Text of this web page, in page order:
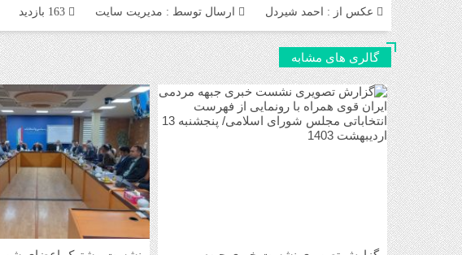
عکس از : احمد شیردل ارسال توسط : مدیریت سایت
گالری های مشابه